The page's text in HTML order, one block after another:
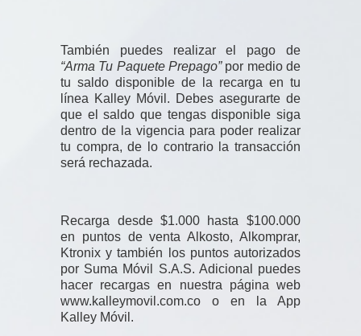
También puedes realizar el pago de
“Arma Tu Paquete Prepago”por medio de
tu saldo disponible de la recarga en tu
línea Kalley Móvil. Debes asegurarte de
que el saldo que tengas disponible siga
dentro de la vigencia para poder realizar
tu compra, de lo contrario la transacción
será rechazada.
Recarga desde $1.000 hasta $100.000
en puntos de venta Alkosto, Alkomprar,
Ktronix y también los puntos autorizados
por Suma Móvil S.A.S. Adicional puedes
hacer recargas en nuestra página web
www.kalleymovil.com.co o en la App
Kalley Móvil.